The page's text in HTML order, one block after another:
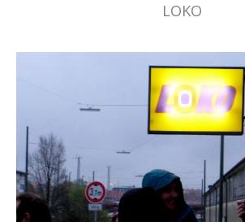
LOKO